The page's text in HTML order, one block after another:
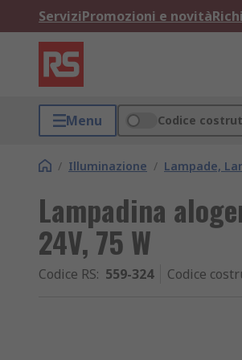
ServiziPromozioni e novità
Menu Codice
/ Illuminazione / Lampade,
Lampadina
24V, 75 W
Codice RS: 559-324 Codice